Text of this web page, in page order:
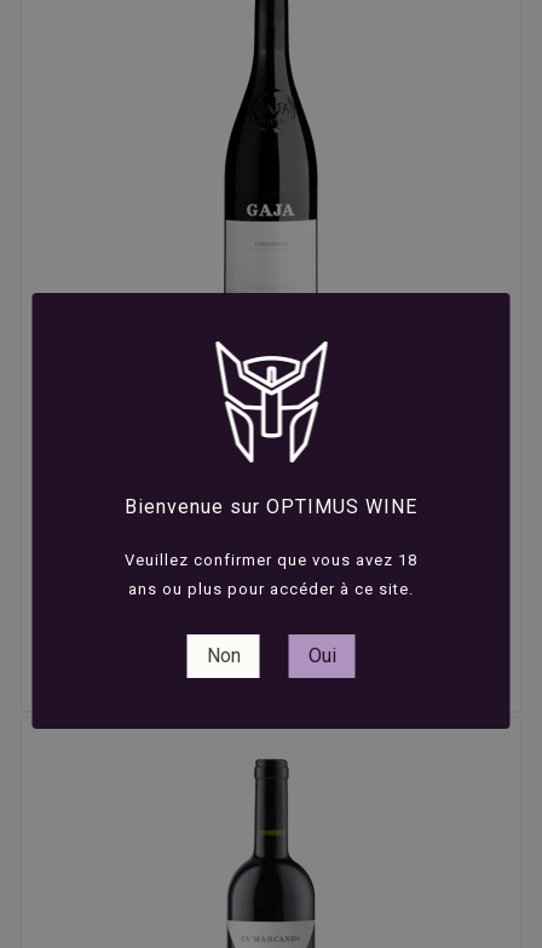
Bienvenue sur OPTIMUS WINE
Veuillez confirmer que vous avez 18
ans ou plus pour accéder à ce site.
Non Oui
 
Vin Rouge